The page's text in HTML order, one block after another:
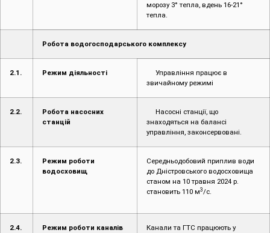
морозу 3° тепла, вдень 16-21°
тепла.
Робота водогосподарського комплексу
2.1. Режим діяльності
Управління працює в
звичайному режимі
2.2.
Робота насосних
станцій
Насосні станції, що
знаходяться на балансі
управління, законсервовані.
2.3.
Режим роботи
водосховищ
Середньодобовий приплив води
до Дністровського водосховища
станом на 10 травня 2024 р.
становить 110 м3/с.
2.4.
Режим роботи каналів
Канали та ГТС працюють у